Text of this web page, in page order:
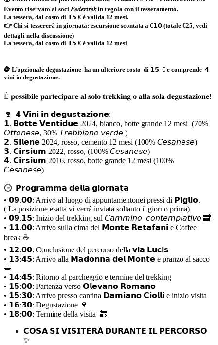
Evento riservato ai soci 𝐹𝑒𝑑𝑒𝑟𝑡𝑟𝑒𝑘 in regola con il tesseramento.
La tessera, dal costo di 𝟭𝟱 € è valida 12 mesi.
👉 Chi si tessererà in giornata: escursione scontata a €𝟭𝟬 (totale €25, vedi
dettagli nella discussione)
La tessera, dal costo di 𝟭𝟱 € è valida 12 mesi
🍇 L’opzionale degustazione ha un ulteriore costo di 𝟭𝟱 € e comprende 𝟰
vini in degustazione.
È 𝐩𝐨𝐬𝐬𝐢𝐛𝐢𝐥𝐞 𝐩𝐚𝐫𝐭𝐞𝐜𝐢𝐩𝐚𝐫𝐞 𝐚𝐥 𝐬𝐨𝐥𝐨 𝐭𝐫𝐞𝐤𝐤𝐢𝐧𝐠 𝐨 𝐚𝐥𝐥𝐚 𝐬𝐨𝐥𝐚 𝐝𝐞𝐠𝐮𝐬𝐭𝐚𝐳𝐢𝐨𝐧𝐞!
🍷
𝟰 𝗩𝗶𝗻𝗶 𝗶𝗻 𝗱𝗲𝗴𝘂𝘀𝘁𝗮𝘇𝗶𝗼𝗻𝗲:
𝟭. 𝗕𝗼𝘁𝘁𝗲 𝗩𝗲𝗻𝘁𝗶𝗱𝘂𝗲 2024, bianco, botte grande 12 mesi (70%
𝘖𝘵𝘵𝘰𝘯𝘦𝘴𝘦, 30% 𝘛𝘳𝘦𝘣𝘣𝘪𝘢𝘯𝘰 𝘷𝘦𝘳𝘥𝘦 )
𝟮. 𝗦𝗶𝗹𝗲𝗻𝗲 2024, rosso, cemento 12 mesi (100% 𝘊𝘦𝘴𝘢𝘯𝘦𝘴𝘦)
𝟯. 𝗖𝗶𝗿𝘀𝗶𝘂𝗺 2022, rosso, (100% 𝘊𝘦𝘴𝘢𝘯𝘦𝘴𝘦)
𝟰. 𝗖𝗶𝗿𝘀𝗶𝘂𝗺 2016, rosso, botte grande 12 mesi (100%
𝘊𝘦𝘴𝘢𝘯𝘦𝘴𝘦)
🕒 𝗣𝗿𝗼𝗴𝗿𝗮𝗺𝗺𝗮 𝗱𝗲𝗹𝗹𝗮 𝗴𝗶𝗼𝗿𝗻𝗮𝘁𝗮
• 𝟬𝟵.𝟬𝟬: Arrivo al luogo di appuntamentonei pressi di 𝗣𝗶𝗴𝗹𝗶𝗼.
( La posizione esatta vi verrà inviata soltanto il giorno prima)
• 𝟬𝟵.𝟭𝟱: Inizio del trekking sul 𝘊𝘢𝘮𝘮𝘪𝘯𝘰 𝘤𝘰𝘯𝘵𝘦𝘮𝘱𝘭𝘢𝘵𝘪𝘷𝘰 🔜
• 𝟭𝟭.𝟬𝟬: Arrivo sulla cima del 𝗠𝗼𝗻𝘁𝗲 𝗥𝗲𝘁𝗮𝗳𝗮𝗻𝗶 e Coffee
break ☕
• 𝟭𝟮.𝟬𝟬: Conclusione del percorso della 𝘃𝗶𝗮 𝗟𝘂𝗰𝗶𝘀
• 𝟭𝟯:𝟰𝟱: Arrivo alla 𝗠𝗮𝗱𝗼𝗻𝗻𝗮 𝗱𝗲𝗹 𝗠𝗼𝗻𝘁𝗲 e pranzo al sacco
🥪
• 𝟭𝟰:𝟰𝟱: Ritorno al parcheggio e termine del trekking
• 𝟭𝟱:𝟬𝟬: Partenza verso 𝗢𝗹𝗲𝘃𝗮𝗻𝗼 𝗥𝗼𝗺𝗮𝗻𝗼
• 𝟭𝟱:𝟯𝟬: Arrivo presso cantina 𝗗𝗮𝗺𝗶𝗮𝗻𝗼 𝗖𝗶𝗼𝗹𝗹𝗶 e inizio visita
• 𝟭𝟲:𝟯𝟬: Degustazione 🍷
• 𝟭𝟴:𝟬𝟬: Termine della visita 🔚
𝗖𝗢𝗦𝗔 𝗦𝗜 𝗩𝗜𝗦𝗜𝗧𝗘𝗥𝗔̀ 𝗗𝗨𝗥𝗔𝗡𝗧𝗘 𝗜𝗟 𝗣𝗘𝗥𝗖𝗢𝗥𝗦𝗢
✨